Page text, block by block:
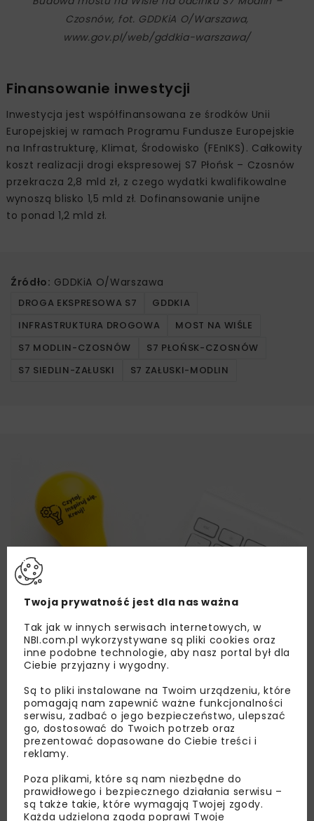
Czosnów, fot. GDDKiA O/Warszawa,
www.gov.pl/web/gddkia-warszawa/
Finansowanie inwestycji
Inwestycja jest współfinansowana ze środków Unii
Europejskiej w ramach Programu Fundusze Europejskie
na Infrastrukturę, Klimat, Środowisko (FEnIKS). Całkowity
koszt realizacji drogi ekspresowej S7 Płońsk – Czosnów
przekracza 2,8 mld zł, z czego wydatki kwalifikowalne
wynoszą blisko 1,5 mld zł. Dofinansowanie unijne
to ponad 1,2 mld zł.
Źródło: GDDKiA O/Warszawa
DROGA EKSPRESOWA S7
GDDKIA
INFRASTRUKTURA DROGOWA
MOST NA WIŚLE
S7 MODLIN-CZOSNÓW
S7 PŁOŃSK-CZOSNÓW
S7 SIEDLIN-ZAŁUSKI
S7 ZAŁUSKI-MODLIN
Lubisz wiedzieć więcej?
Zapisz się do newslettera aby otrzymywać od
nas najlepsze informacje branżowe,
zaproszenia na wydarzenia, atrakcyjne oferty i
Twoja prywatność jest dla nas ważna
Tak jak w innych serwisach internetowych, w
NBI.com.pl wykorzystywane są pliki cookies oraz
inne podobne technologie, aby nasz portal był dla
Ciebie przyjazny i wygodny.
Są to pliki instalowane na Twoim urządzeniu, które
pomagają nam zapewnić ważne funkcjonalności
serwisu, zadbać o jego bezpieczeństwo, ulepszać
go, dostosować do Twoich potrzeb oraz
prezentować dopasowane do Ciebie treści i
reklamy.
Poza plikami, które są nam niezbędne do
prawidłowego i bezpiecznego działania serwisu –
są także takie, które wymagają Twojej zgody.
Każda udzielona zgoda poprawi Twoje